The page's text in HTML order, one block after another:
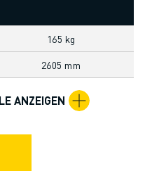
165 kg
2605 mm
ANZEIGEN